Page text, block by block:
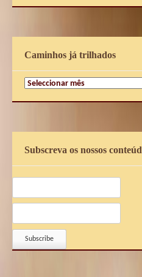
Caminhos já trilhados
Caminhos
Subscreva os nossos